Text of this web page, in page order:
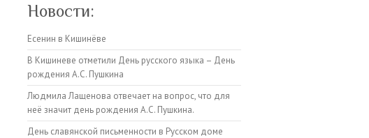
Новости:
Есенин в Кишинёве
В Кишиневе отметили День русского языка – День
рождения А.С. Пушкина
Людмила Лащенова отвечает на вопрос, что для
неё значит день рождения А.С. Пушкина.
День славянской письменности в Русском доме